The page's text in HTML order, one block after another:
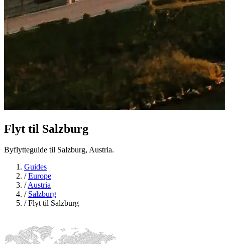
Flyt til Salzburg
Byflytteguide til Salzburg, Austria.
Guides
/Europe
/Austria
/ Salzburg
/Flyt til Salzburg